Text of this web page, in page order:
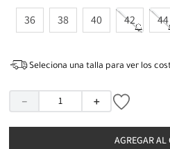
36 38 40 42 44
Seleciona una talla para ver los
＋
－
AGREGAR AL